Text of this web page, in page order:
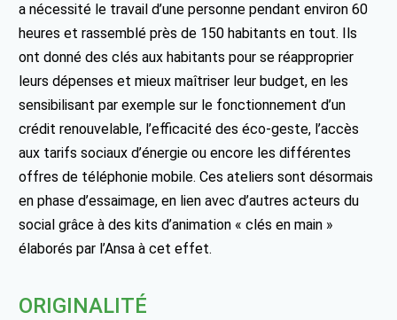
a nécessité le travail d’une personne pendant environ 60
heures et rassemblé près de 150 habitants en tout. Ils
ont donné des clés aux habitants pour se réapproprier
leurs dépenses et mieux maîtriser leur budget, en les
sensibilisant par exemple sur le fonctionnement d’un
crédit renouvelable, l’efficacité des éco-geste, l’accès
aux tarifs sociaux d’énergie ou encore les différentes
offres de téléphonie mobile. Ces ateliers sont désormais
en phase d’essaimage, en lien avec d’autres acteurs du
social grâce à des kits d’animation « clés en main »
élaborés par l’Ansa à cet effet.
ORIGINALITÉ